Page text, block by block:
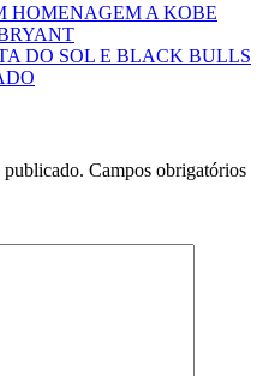
HOMENAGEM A KOBE
DO SOL E BLACK BULLS
publicado. Campos obrigatórios